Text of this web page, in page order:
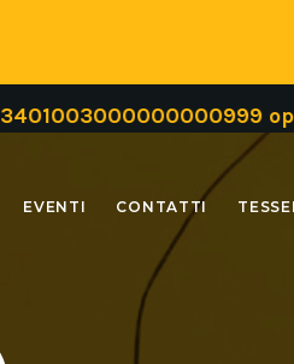
oppure
EVENTI CONTATTI